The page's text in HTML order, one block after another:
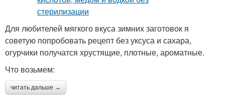
Для любителей мягкого вкуса зимних заготовок я
советую попробовать рецепт без уксуса и сахара,
огурчики получатся хрустящие, плотные, ароматные.
Что возьмем:
читать дальше →